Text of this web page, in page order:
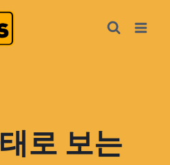
로 보는